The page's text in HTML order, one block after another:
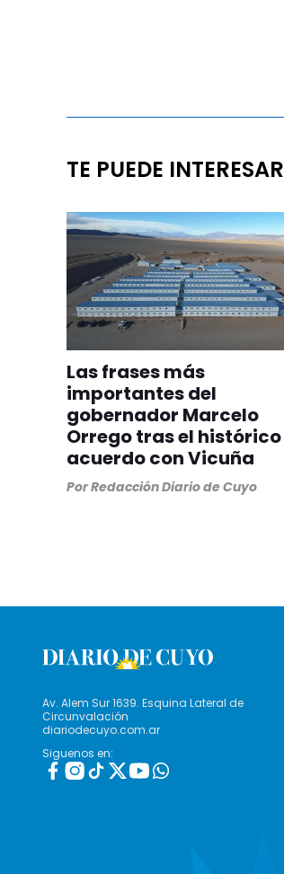
TE PUEDE INTERESAR
Las frases más
importantes del
gobernador Marcelo
Orrego tras el histórico
acuerdo con Vicuña
PorRedacción Diario de Cuyo
Av. Alem Sur 1639. Esquina Lateral de
Circunvalación
diariodecuyo.com.ar
Siguenos en: